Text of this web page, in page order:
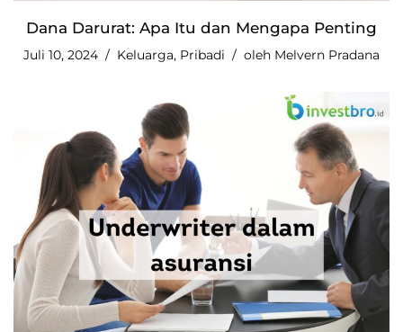
Dana Darurat: Apa Itu dan Mengapa Penting
Juli 10, 2024 Keluarga, Pribadi oleh Melvern Pradana